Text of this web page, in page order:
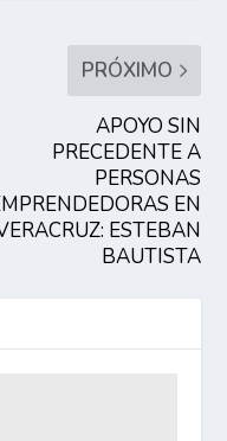
PRÓXIMO
APOYO SIN
PRECEDENTE A
PERSONAS
EN
ESTEBAN
BAUTISTA